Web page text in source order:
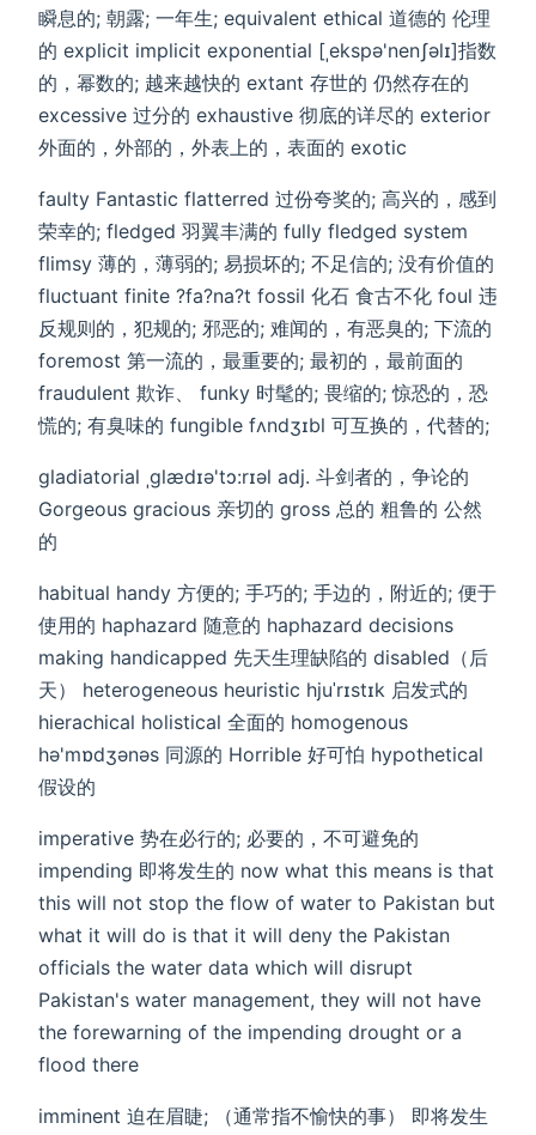
瞬息的; 朝露; 一年生; equivalent ethical 道德的 伦理
的 explicit implicit exponential [ˌekspə'nenʃəlɪ]指数
的，幂数的; 越来越快的 extant 存世的 仍然存在的
excessive 过分的 exhaustive 彻底的详尽的 exterior
外面的，外部的，外表上的，表面的 exotic
faulty Fantastic flatterred 过份夸奖的; 高兴的，感到
荣幸的; fledged 羽翼丰满的 fully fledged system
flimsy 薄的，薄弱的; 易损坏的; 不足信的; 没有价值的
fluctuant finite ?fa?na?t fossil 化石 食古不化 foul 违
反规则的，犯规的; 邪恶的; 难闻的，有恶臭的; 下流的
foremost 第一流的，最重要的; 最初的，最前面的
fraudulent 欺诈、 funky 时髦的; 畏缩的; 惊恐的，恐
慌的; 有臭味的 fungible fʌndʒɪbl 可互换的，代替的;
gladiatorial ˌɡlædɪə'tɔ:rɪəl adj. 斗剑者的，争论的
Gorgeous gracious 亲切的 gross 总的 粗鲁的 公然
的
habitual handy 方便的; 手巧的; 手边的，附近的; 便于
使用的 haphazard 随意的 haphazard decisions
making handicapped 先天生理缺陷的 disabled（后
天） heterogeneous heuristic hjuˈrɪstɪk 启发式的
hierachical holistical 全面的 homogenous
hə'mɒdʒənəs 同源的 Horrible 好可怕 hypothetical
假设的
imperative 势在必行的; 必要的，不可避免的
impending 即将发生的 now what this means is that
this will not stop the flow of water to Pakistan but
what it will do is that it will deny the Pakistan
officials the water data which will disrupt
Pakistan's water management, they will not have
the forewarning of the impending drought or a
flood there
imminent 迫在眉睫; （通常指不愉快的事） 即将发生